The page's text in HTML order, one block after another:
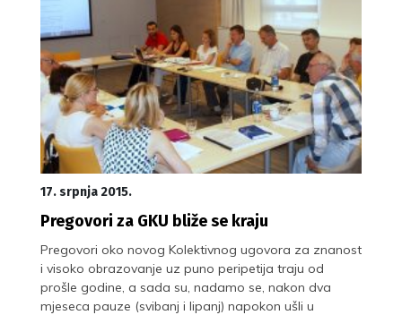
17. srpnja 2015.
Pregovori za GKU bliže se kraju
Pregovori oko novog Kolektivnog ugovora za znanost
i visoko obrazovanje uz puno peripetija traju od
prošle godine, a sada su, nadamo se, nakon dva
mjeseca pauze (svibanj i lipanj) napokon ušli u